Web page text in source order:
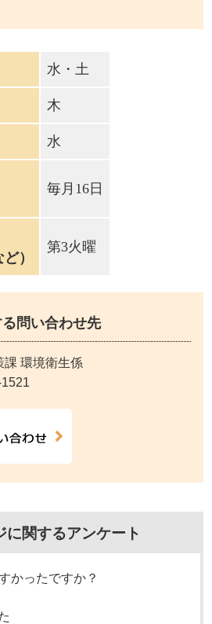
水・土
木
水
毎月16日
）
第3火曜
問い合わせ先
課 環境衛生係
に関するアンケート
かったですか？